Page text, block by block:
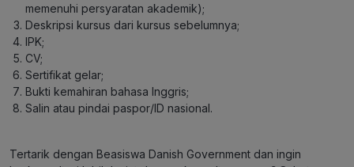
memenuhi persyaratan akademik);
Deskripsi kursus dari kursus sebelumnya;
IPK;
CV;
Sertifikat gelar;
Bukti kemahiran bahasa Inggris;
Salin atau pindai paspor/ID nasional.
Tertarik dengan Beasiswa Danish Government dan ingin